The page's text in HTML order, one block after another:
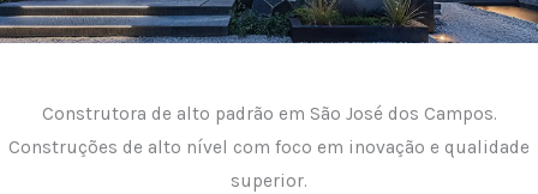
Construtora de alto padrão em São José dos Campos.
Construções de alto nível com foco em inovação e qualidade
superior.